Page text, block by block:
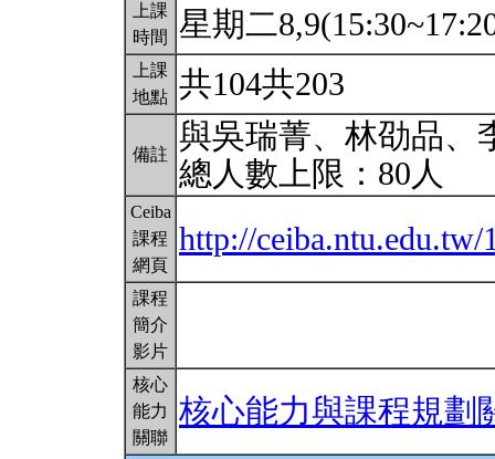
上課
時間
星期二
上課
地點 共104共203
備註
與吳瑞菁、林劭品、
總人數上限：80人
Ceiba
課程
網頁
http://
課程
簡介
影片
核心
能力
關聯
核心能力與課程規劃